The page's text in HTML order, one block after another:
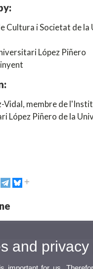
Cultura i Societat de
López Piñero
Vidal, membre de
López Piñero de la
and